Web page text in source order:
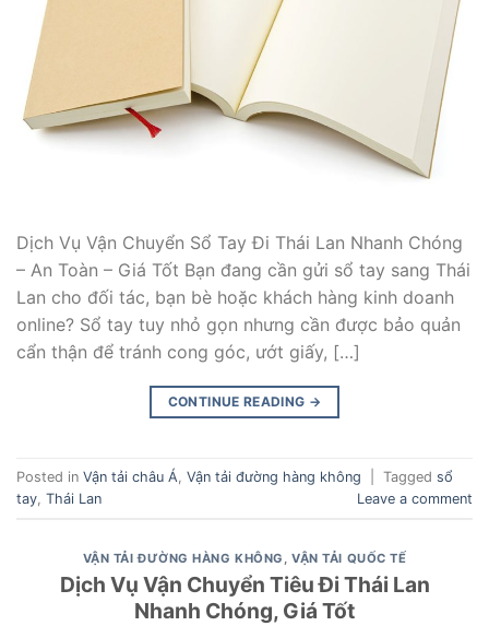
Dịch Vụ Vận Chuyển Sổ Tay Đi Thái Lan Nhanh Chóng
– An Toàn – Giá Tốt Bạn đang cần gửi sổ tay sang Thái
Lan cho đối tác, bạn bè hoặc khách hàng kinh doanh
online? Sổ tay tuy nhỏ gọn nhưng cần được bảo quản
cẩn thận để tránh cong góc, ướt giấy, […]
CONTINUE READING →
Posted in Vận tải châu Á Vận tải đường hàng không Tagged sổ
tay Thái Lan Leave a comment
VẬN TẢI ĐƯỜNG HÀNG KHÔNG ,VẬN TẢI QUỐC TẾ
Dịch Vụ Vận Chuyển Tiêu Đi Thái Lan
Nhanh Chóng, Giá Tốt